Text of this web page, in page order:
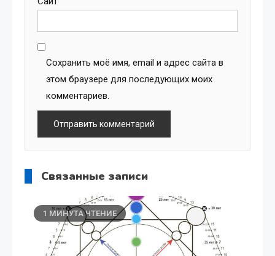
Сохранить моё имя, email и адрес сайта в
этом браузере для последующих моих
комментариев.
Связанные записи
1 МИНУТА ЧТЕНИЕ